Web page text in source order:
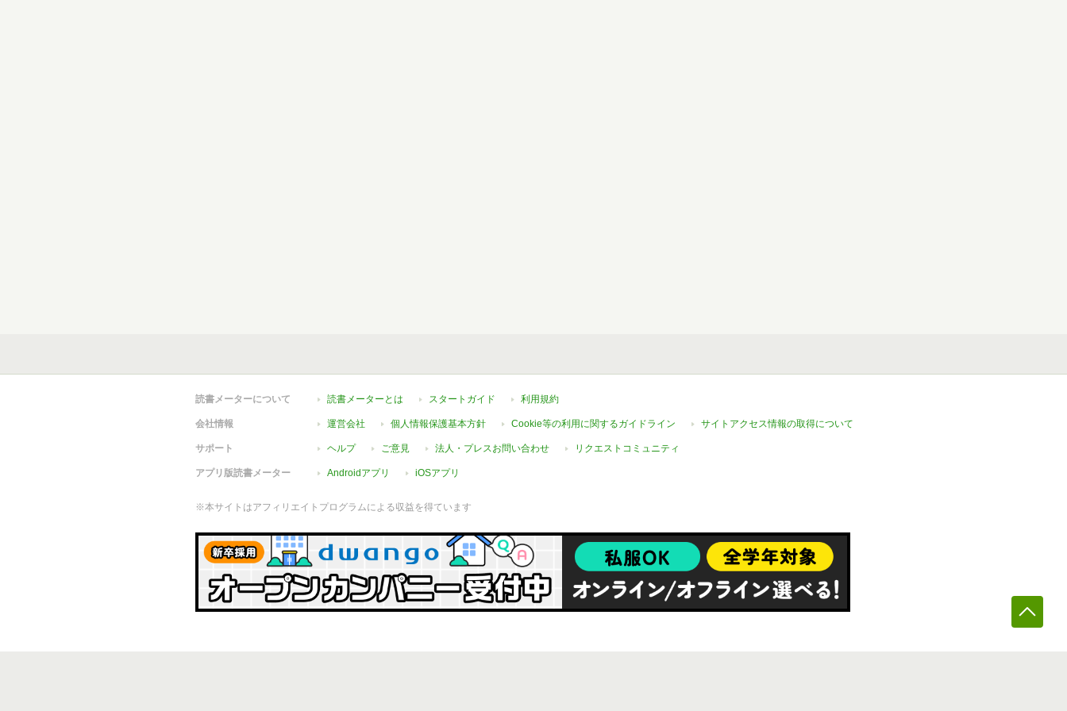
読書メーターについて 読書メーターとは スタートガイド 利用規約
会社情報 運営会社 個人情報保護基本方針 Cookie等の利用に関するガイドライン サイトアクセス情報の取得について
サポート ヘルプ ご意見 法人・プレスお問い合わせ リクエストコミュニティ
アプリ版読書メーター Androidアプリ iOSアプリ
※本サイトはアフィリエイトプログラムによる収益を得ています